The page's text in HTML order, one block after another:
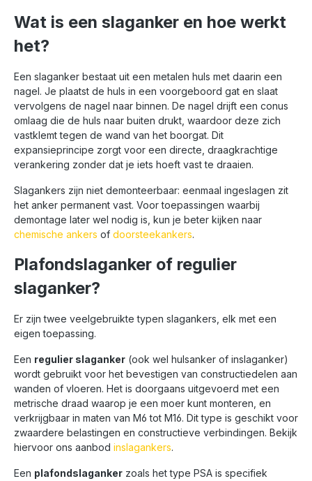
Wat is een slaganker en hoe werkt
het?
Een slaganker bestaat uit een metalen huls met daarin een
nagel. Je plaatst de huls in een voorgeboord gat en slaat
vervolgens de nagel naar binnen. De nagel drijft een conus
omlaag die de huls naar buiten drukt, waardoor deze zich
vastklemt tegen de wand van het boorgat. Dit
expansieprincipe zorgt voor een directe, draagkrachtige
verankering zonder dat je iets hoeft vast te draaien.
Slagankers zijn niet demonteerbaar: eenmaal ingeslagen zit
het anker permanent vast. Voor toepassingen waarbij
demontage later wel nodig is, kun je beter kijken naar
chemische ankers of doorsteekankers.
Plafondslaganker of regulier
slaganker?
Er zijn twee veelgebruikte typen slagankers, elk met een
eigen toepassing.
Een regulier slaganker (ook wel hulsanker of inslaganker)
wordt gebruikt voor het bevestigen van constructiedelen aan
wanden of vloeren. Het is doorgaans uitgevoerd met een
metrische draad waarop je een moer kunt monteren, en
verkrijgbaar in maten van M6 tot M16. Dit type is geschikt voor
zwaardere belastingen en constructieve verbindingen. Bekijk
hiervoor ons aanbod inslagankers.
Een plafondslaganker zoals het type PSA is specifiek